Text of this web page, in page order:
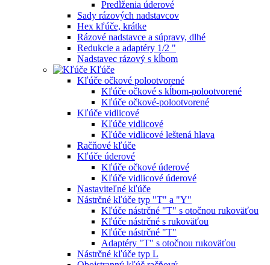
Predĺženia úderové
Sady rázových nadstavcov
Hex kľúče, krátke
Rázové nadstavce a súpravy, dlhé
Redukcie a adaptéry 1/2 "
Nadstavec rázový s kĺbom
Kľúče
Kľúče očkové polootvorené
Kľúče očkové s kĺbom-polootvorené
Kľúče očkové-polootvorené
Kľúče vidlicové
Kľúče vidlicové
Kľúče vidlicové leštená hlava
Račňové kľúče
Kľúče úderové
Kľúče očkové úderové
Kľúče vidlicové úderové
Nastaviteľné kľúče
Nástrčné kľúče typ "T" a "Y"
Kľúče nástrčné "T" s otočnou rukoväťou
Kľúče nástrčné s rukoväťou
Kľúče nástrčné "T"
Adaptéry "T" s otočnou rukoväťou
Nástrčné kľúče typ L